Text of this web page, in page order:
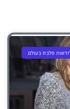
חדשות סלבס בעולם